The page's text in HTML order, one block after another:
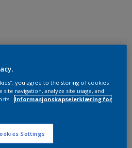
you agree to the storing of cookies
navigation, analyze site usage, and
Informasjonskapselerklæring for
Settings